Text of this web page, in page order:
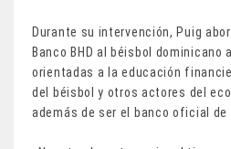
Durante su intervención, Puig
Banco BHD al béisbol
orientadas a la educación
del béisbol y otros actores del
además de ser el banco oficial de